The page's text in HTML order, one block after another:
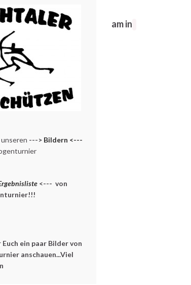
am in
---> Bildern <---
<--- von
ein paar Bilder von
anschauen...Viel